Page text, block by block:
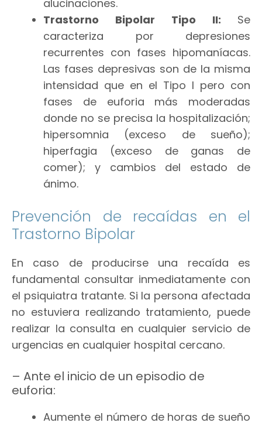
alucinaciones.
Trastorno Bipolar Tipo II: Se
caracteriza por depresiones
recurrentes con fases hipomaníacas.
Las fases depresivas son de la misma
intensidad que en el Tipo I pero con
fases de euforia más moderadas
donde no se precisa la hospitalización;
hipersomnia (exceso de sueño);
hiperfagia (exceso de ganas de
comer); y cambios del estado de
ánimo.
Prevención de recaídas en el
Trastorno Bipolar
En caso de producirse una recaída es
fundamental consultar inmediatamente con
el psiquiatra tratante. Si la persona afectada
no estuviera realizando tratamiento, puede
realizar la consulta en cualquier servicio de
urgencias en cualquier hospital cercano.
– Ante el inicio de un episodio de
euforia:
Aumente el número de horas de sueño